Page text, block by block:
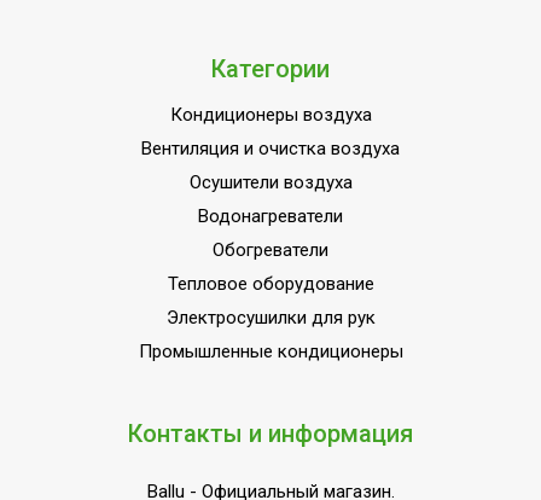
Режим вентиляции
Да
Пульт управления в
Потребляемая мощность
в режиме охлаждения
электропитания, В
Вид установки
(крепления)
пылевлагозащищенности
Категории
Кондиционеры воздуха
Вентиляция и очистка воздуха
Осушители воздуха
Водонагреватели
Обогреватели
Тепловое оборудование
Электросушилки для рук
Промышленные кондиционеры
Контакты и информация
Ballu - Официальный магазин.